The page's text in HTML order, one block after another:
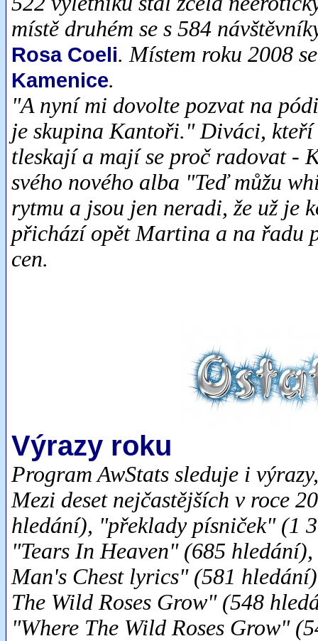
místě druhém se s 584
Rosa Coeli. Místem roku 2008
Kamenice.
"A nyní mi dovolte pozvat na
je skupina Kantoři." Diváci, kteří
tleskají a mají se proč radovat -
svého nového alba "Teď můžu
rytmu a jsou jen neradi, že už je
přichází opět Martina a na řadu
cen.
Výrazy roku
Program AwStats sleduje i
Mezi deset nejčastějších v roce
hledání), "překlady písniček" (1
"Tears In Heaven" (685
Man's Chest lyrics" (581
The Wild Roses Grow" (548
"Where The Wild Roses Grow"